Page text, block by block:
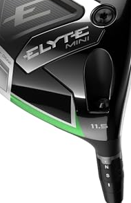
安定した球筋とスイング
ルファーにおすすめ
60シャフト搭載の性
の特徴とゴルファーの悩
MINI DRIVERの独自構造
ト・デメリットを検証
ランスD2のスイングへ